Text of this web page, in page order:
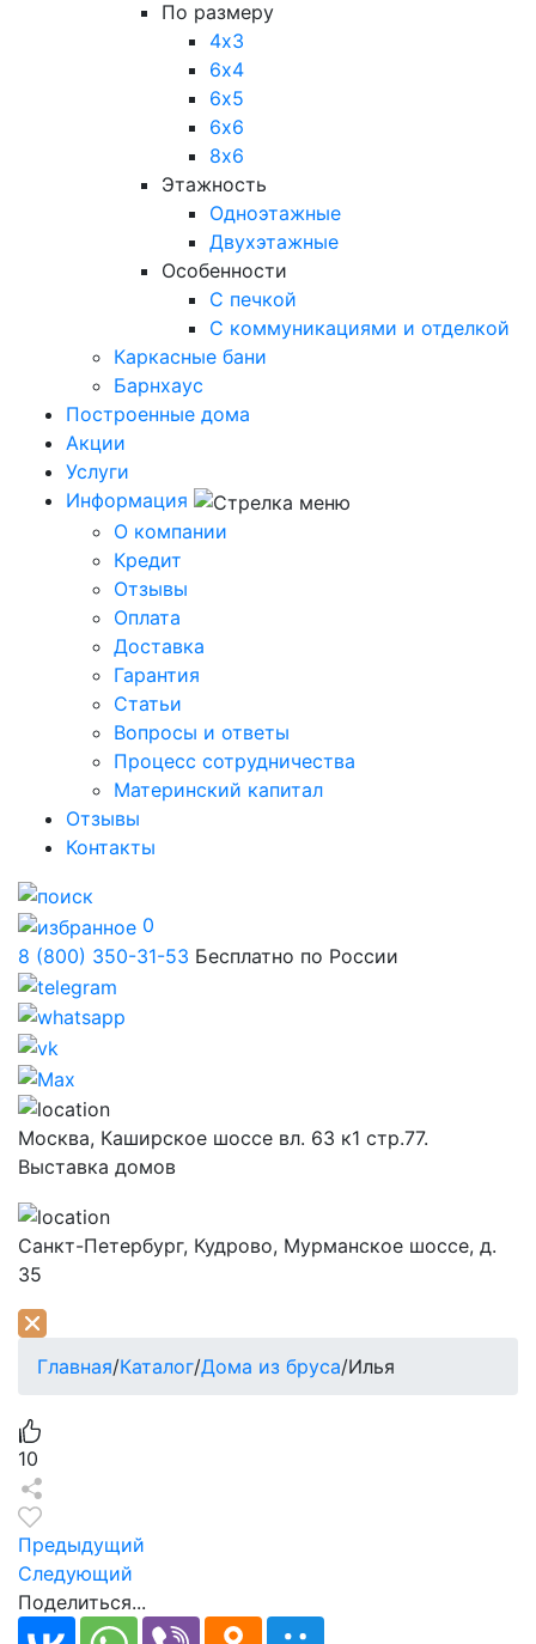
По размеру
4х3
6х4
6х5
6х6
8х6
Этажность
Одноэтажные
Двухэтажные
Особенности
С печкой
С коммуникациями и отделкой
Каркасные бани
Барнхаус
Построенные дома
Акции
Услуги
Информация
О компании
Кредит
Отзывы
Оплата
Доставка
Гарантия
Статьи
Вопросы и ответы
Процесс сотрудничества
Материнский капитал
Отзывы
Контакты
0
8 (800) 350-31-53 Бесплатно по России
Москва, Каширское шоссе вл. 63 к1 стр.77.
Выставка домов
Санкт-Петербург, Кудрово, Мурманское шоссе, д.
35
Главная/Каталог/Дома из бруса/Илья
10
Предыдущий
Следующий
Поделиться...